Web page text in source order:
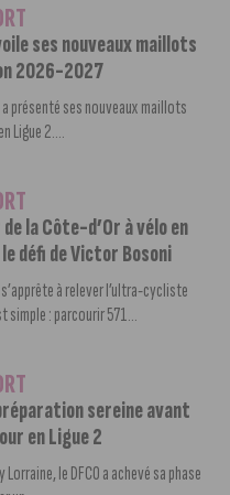
ses nouveaux maillots
2026-2027
présenté ses nouveaux maillots
Ligue 2....
la Côte-d’Or à vélo en
défi de Victor Bosoni
à relever l’ultra-cycliste
simple : parcourir 571...
sereine avant
en Ligue 2
Lorraine, le DFCO a achevé sa phase